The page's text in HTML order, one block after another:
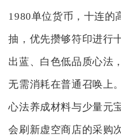
1980单位货币，十连的
抽，优先攒够符印进行
出蓝、白色低品质心法
无需消耗在普通召唤上
心法养成材料与少量元
会刷新虚空商店的采购